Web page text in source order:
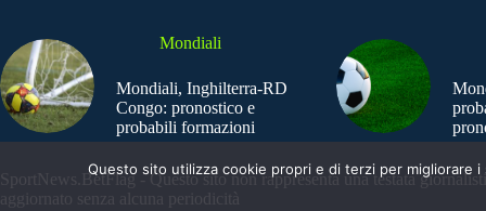
Mondiali
Mondiali, Inghilterra-RD
Congo: pronostico e
probabili formazioni
SportNews.BetFlag - Questo sito non rappresenta una testata
aggiornato senza alcuna periodicità
Questo sito utilizza cookie propri e di terzi per migliorare